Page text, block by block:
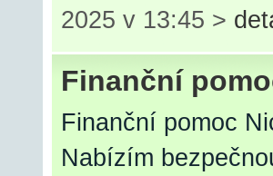
2025 v 13:45 >
Finanční
Finanční pomoc
Nabízím